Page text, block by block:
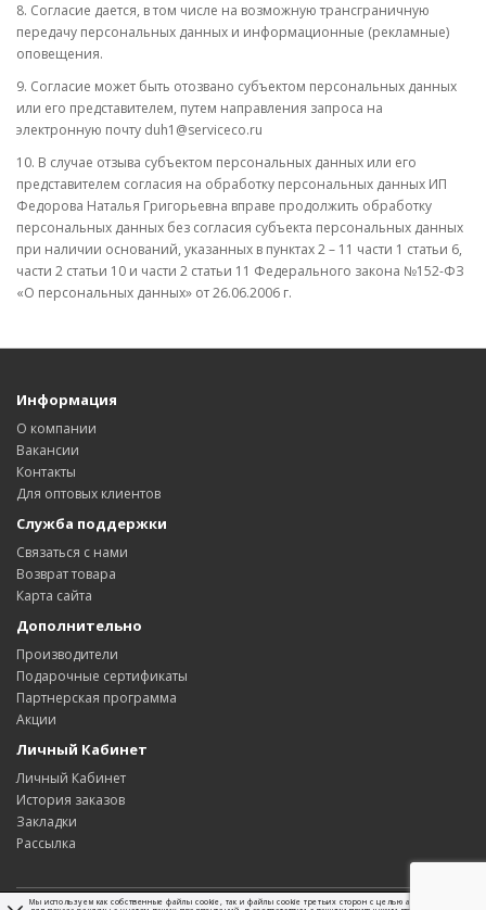
8. Согласие дается, в том числе на возможную трансграничную
передачу персональных данных и информационные (рекламные)
оповещения.
9. Согласие может быть отозвано субъектом персональных данных
или его представителем, путем направления запроса на
электронную почту duh1@serviceco.ru
10. В случае отзыва субъектом персональных данных или его
представителем согласия на обработку персональных данных ИП
Федорова Наталья Григорьевна вправе продолжить обработку
персональных данных без согласия субъекта персональных данных
при наличии оснований, указанных в пунктах 2 – 11 части 1 статьи 6,
части 2 статьи 10 и части 2 статьи 11 Федерального закона №152-ФЗ
«О персональных данных» от 26.06.2006 г.
Информация
О компании
Вакансии
Контакты
Для оптовых клиентов
Служба поддержки
Связаться с нами
Возврат товара
Карта сайта
Дополнительно
Производители
Подарочные сертификаты
Партнерская программа
Акции
Личный Кабинет
Личный Кабинет
История заказов
Закладки
Рассылка
Мы используем как собственные файлы cookie, так и файлы cookie третьих сторон с целью анализа, а также